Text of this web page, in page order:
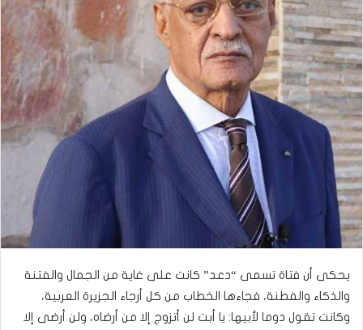
يحكى أن فتاة تسمى “دعد” كانت على غاية من الجمال والفتنة
والذكاء والفطنة، فجاءها الخطاب من كل أرجاء الجزيرة العربية،
وكانت تقول دوما لأبيها: يا أبت لن أتزوج إلا من أرضاه، ولن أرضى إلا